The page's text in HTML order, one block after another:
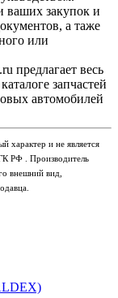
ваших закупок и
а таже
или
предлагает весь
запчастей
автомобилей
характер и не является
РФ . Производитель
внешний вид,